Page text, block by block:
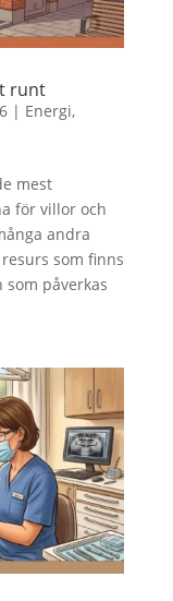
runt
| Energi,
mest
för villor och
andra
som finns
påverkas